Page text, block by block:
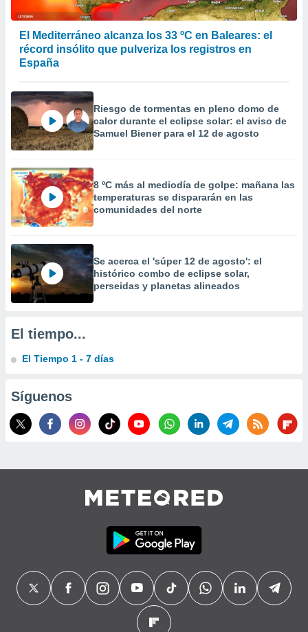
crear un
la
contenido
medir el
de la
el
de
o a través
de
de
de
uso de
con el
e
publicidad
de
El Mediterráneo alcanza los 33 ºC en Baleares: el
récord insólito que pulveriza los registros en
España
Riesgo de tormentas en pleno domo de
calor durante el eclipse solar: el aviso de
Samuel Biener para el 12 de agosto
8 ºC más al mediodía de golpe: mañana las
temperaturas se dispararán en las
comunidades del norte
Se acerca el 'súper 12 de agosto': el
histórico combo de eclipse solar,
perseidas y planetas alineados
El tiempo...
El Tiempo 1 - 7 días
Síguenos